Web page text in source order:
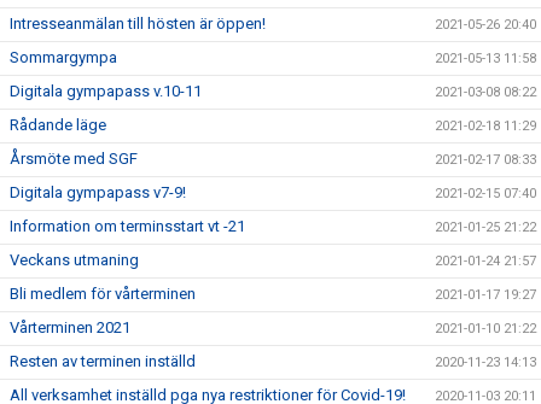
Intresseanmälan till hösten är öppen! 2021-05-26 20:40
Sommargympa 2021-05-13 11:58
Digitala gympapass v.10-11 2021-03-08 08:22
Rådande läge 2021-02-18 11:29
Årsmöte med SGF 2021-02-17 08:33
Digitala gympapass v7-9! 2021-02-15 07:40
Information om terminsstart vt -21 2021-01-25 21:22
Veckans utmaning 2021-01-24 21:57
Bli medlem för vårterminen 2021-01-17 19:27
Vårterminen 2021 2021-01-10 21:22
Resten av terminen inställd 2020-11-23 14:13
All verksamhet inställd pga nya restriktioner för Covid-19! 2020-11-03 20:11